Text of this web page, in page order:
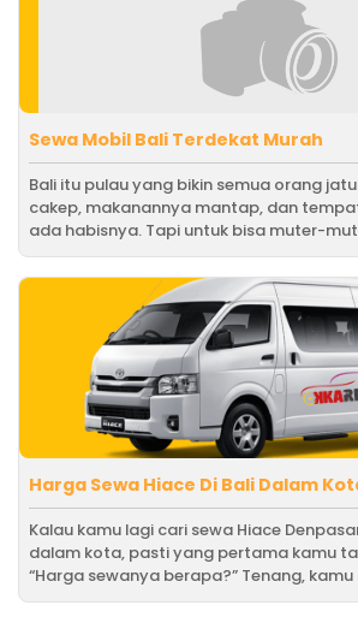
Sewa Mobil Bali Terdekat Murah
Bali itu pulau yang bikin semua orang
cakep, makanannya mantap, dan
ada habisnya. Tapi untuk bisa muter-
Harga Sewa Hiace Di Bali Dalam
Kalau kamu lagi cari sewa Hiace
dalam kota, pasti yang pertama kamu
“Harga sewanya berapa?” Tenang, kamu